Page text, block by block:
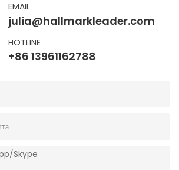
EMAIL
julia@hallmarkleader.com
HOTLINE
+86 13961162788
Skype